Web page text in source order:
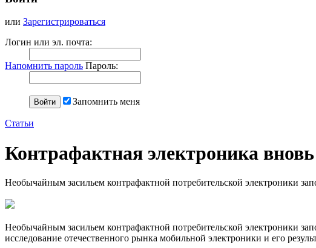
или Зарегистрироваться
Логин или эл. почта:
Напомнить пароль Пароль:
Запомнить меня
Статьи
Контрафактная электроника
Необычайным засильем контрафактной потребительской электроники
Необычайным засильем контрафактной потребительской электроники
исследование отечественного рынка мобильной электроники и его